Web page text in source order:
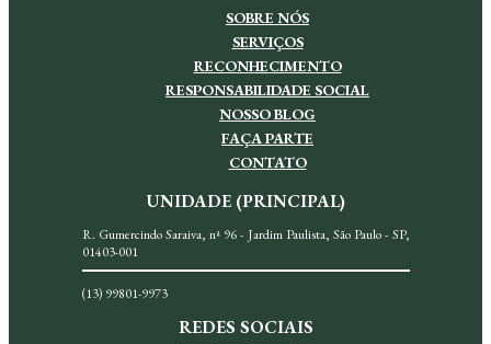
SOBRE NÓS
SERVIÇOS
RECONHECIMENTO
RESPONSABILIDADE SOCIAL
NOSSO BLOG
FAÇA PARTE
CONTATO
UNIDADE (PRINCIPAL)
R. Gumercindo Saraiva, nª 96 - Jardim Paulista, São Paulo - SP,
01403-001
(13) 99801-9973
REDES SOCIAIS